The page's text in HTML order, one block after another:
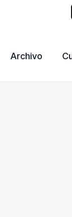
Archivo